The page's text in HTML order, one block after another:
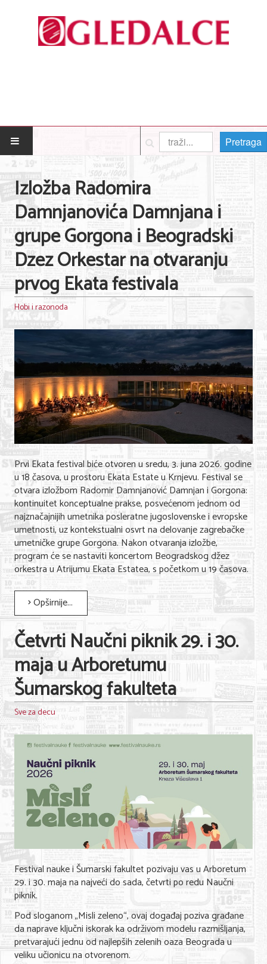
POČETNA
Posao
Usluge
Nega lica i tela
Shopping
Sve za venčanje
Sve za decu
Gastronomija
Kuća i bašta
Zdravlje i medicina
Sport i rekreacija
Hobi i razonoda
ADRESAR
Posao
Usluge
Nega lica i tela
Shopping
Sve za venčanje
Sve za decu
Kuća i bašta
Gastronomija
Sport i rekreacija
Zdravlje i medicina
Hobi i razonoda
UPIS FIRMI
MARKETING
KONTAKT
O NAMA
Pretraga
Izložba Radomira
Damnjanovića Damnjana i
grupe Gorgona i Beogradski
Dzez Orkestar na otvaranju
prvog Ekata festivala
Hobi i razonoda
Prvi Ekata festival biće otvoren u sredu, 3. juna 2026. godine
u 18 časova, u prostoru Ekata Estate u Krnjevu. Festival se
otvara izložbom Radomir Damnjanović Damnjan i Gorgona:
kontinuitet konceptualne prakse, posvećenom jednom od
najznačajnijih umetnika posleratne jugoslovenske i evropske
umetnosti, uz kontekstualni osvrt na delovanje zagrebačke
umetničke grupe Gorgona. Nakon otvaranja izložbe,
program će se nastaviti koncertom Beogradskog džez
orkestra u Atrijumu Ekata Estatea, s početkom u 19 časova.
Opširnije...
Četvrti Naučni piknik 29. i 30.
maja u Arboretumu
Šumarskog fakulteta
Sve za decu
Festival nauke i Šumarski fakultet pozivaju vas u Arboretum
29. i 30. maja na najveći do sada, četvrti po redu Naučni
piknik.
Pod sloganom „Misli zeleno“, ovaj događaj poziva građane
da naprave ključni iskorak ka održivom modelu razmišljanja,
pretvarajući jednu od najlepših zelenih oaza Beograda u
veliku učionicu na otvorenom.